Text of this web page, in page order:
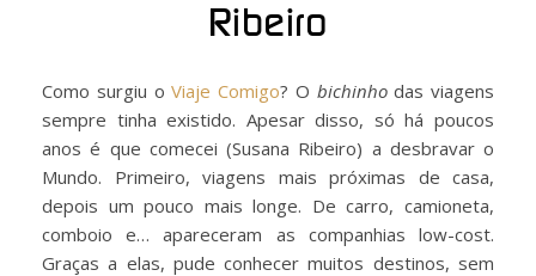
Ribeiro
Como surgiu oViaje Comigo? O bichinhodas viagens
sempre tinha existido. Apesar disso, só há poucos
anos é que comecei (Susana Ribeiro) a desbravar o
Mundo. Primeiro, viagens mais próximas de casa,
depois um pouco mais longe. De carro, camioneta,
comboio e… apareceram as companhias low-cost.
Graças a elas, pude conhecer muitos destinos, sem